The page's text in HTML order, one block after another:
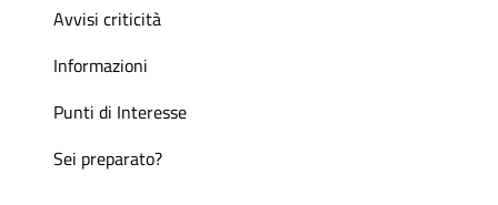
Avvisi criticità
Informazioni
Punti di Interesse
Sei preparato?